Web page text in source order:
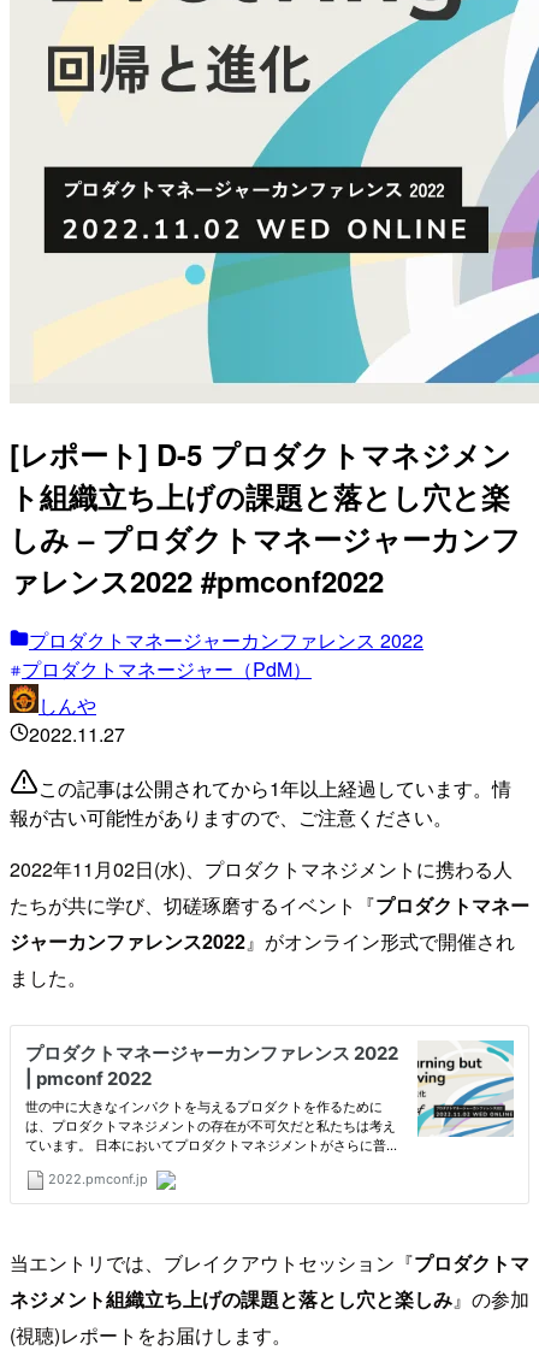
[レポート] D-5 プロダクトマネジメン
ト組織立ち上げの課題と落とし穴と楽
しみ – プロダクトマネージャーカンフ
ァレンス2022 #pmconf2022
プロダクトマネージャーカンファレンス 2022
プロダクトマネージャー（PdM）
しんや
2022.11.27
この記事は公開されてから1年以上経過しています。情
報が古い可能性がありますので、ご注意ください。
2022年11月02日(水)、プロダクトマネジメントに携わる人
たちが共に学び、切磋琢磨するイベント『プロダクトマネー
ジャーカンファレンス2022』がオンライン形式で開催され
ました。
当エントリでは、ブレイクアウトセッション『プロダクトマ
ネジメント組織立ち上げの課題と落とし穴と楽しみ』の参加
(視聴)レポートをお届けします。